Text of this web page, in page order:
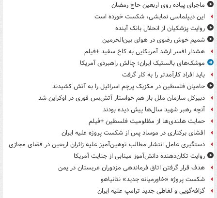
ماجرای پیاده روی اربعین حاج رمضان
این دیپلماسی نمایشی، شکست خورده است
روایت پزشکیان از انحلال بانک آینده
شمیم خوش رضوی در هوای بین‌الحرمین
هشدار افسر ارشد آمریکایی به کاخ سفید +فیلم
موشک‌های بالستیک ایران؛ چالش راهبردی آمریکا
باید افراد کارآمدتر را به کار گرفت
حامیان فلسطین در مکزیک پرچم اسرائیل را به آتش کشیدند
دبیرکل سازمان ملل باز هم خواستار آتش‌بس فوری در اوکراین شد
آنچه رهبر شهید سال‌ها پیش دیده بودند
حمایت هلندی‌ها از مظلومیت فلسطین +فیلم
افشای برکناری در موساد پس از شکست پروژه علیه ایران
دستگیری عامل انتشار مطالب توهین‌آمیز علیه زائران اربعین در فضای مجازی
روایت تکان‌دهنده دانش‌آموز مینابی از جنایت آمریکا
هدف قرار گرفتن اتاق‌ فرماندهی مزدوران عربستان در یمن
شکست پروژه «خاورمیانه جدید» نتانیاهو
گزافه‌گویی و لفاظی جدید ترامپ علیه ایران